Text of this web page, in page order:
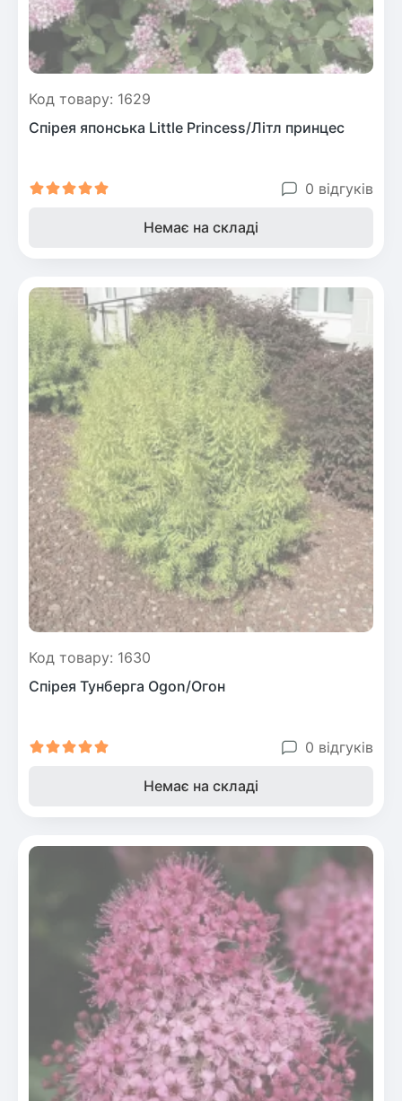
Код товару: 1629
Спірея японська Little Princess/Літл принцес
0 відгуків
Немає на складі
Код товару: 1630
Спірея Тунберга Ogon/Огон
0 відгуків
Немає на складі